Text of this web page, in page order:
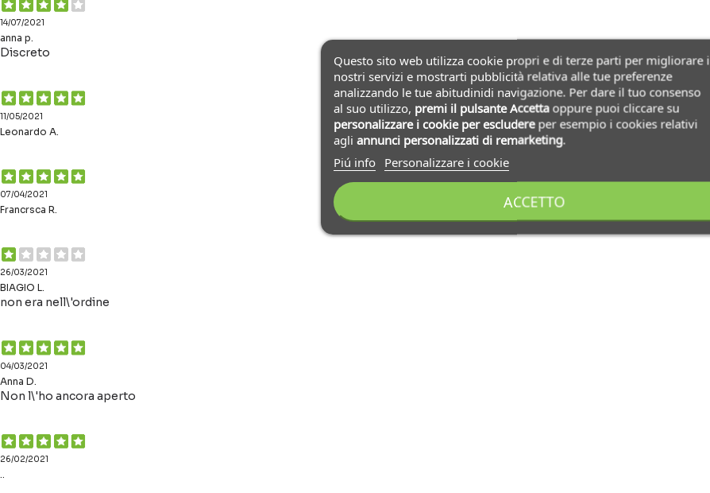
14/07/2021
anna p.
Discreto
11/05/2021
Leonardo A.
07/04/2021
Francrsca R.
26/03/2021
BIAGIO L.
non era nell\'ordine
04/03/2021
Anna D.
Non l\'ho ancora aperto
26/02/2021
Questo sito web utilizza cookie propri e di terze parti per migliorare i
nostri servizi e mostrarti pubblicità relativa alle tue preferenze
analizzando le tue abitudinidi navigazione. Per dare il tuo consenso
al suo utilizzo, premi il pulsante Accettaoppure puoi cliccare su
personalizzare i cookie per escludereper esempio i cookies relativi
agli annunci personalizzati di remarketing.
Piú info
Personalizzare i cookie
ACCETTO